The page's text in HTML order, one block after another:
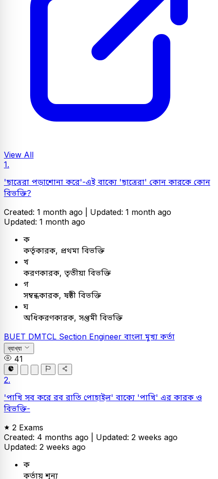
View All
1.
'ছাত্রেরা পড়াশোনা করে'-এই বাক্যে 'ছাত্রেরা' কোন কারকে কোন
বিভক্তি?
Created: 1 month ago | Updated: 1 month ago
Updated: 1 month ago
ক
কর্তৃকারক, প্রথমা বিভক্তি
খ
করণকারক, তৃতীয়া বিভক্তি
গ
সম্বন্ধকারক, ষষ্ঠী বিভক্তি
ঘ
অধিকরণকারক, সপ্তমী বিভক্তি
BUET DMTCL Section Engineer বাংলা মুখ্য কর্তা
ব্যাখ্যা
41
2.
'পাখি সব করে রব রাতি পোহাইল' বাক্যে 'পাখি' এর কারক ও
বিভক্তি-
2 Exams
Created: 4 months ago | Updated: 2 weeks ago
Updated: 2 weeks ago
ক
কর্তায় শূন্য